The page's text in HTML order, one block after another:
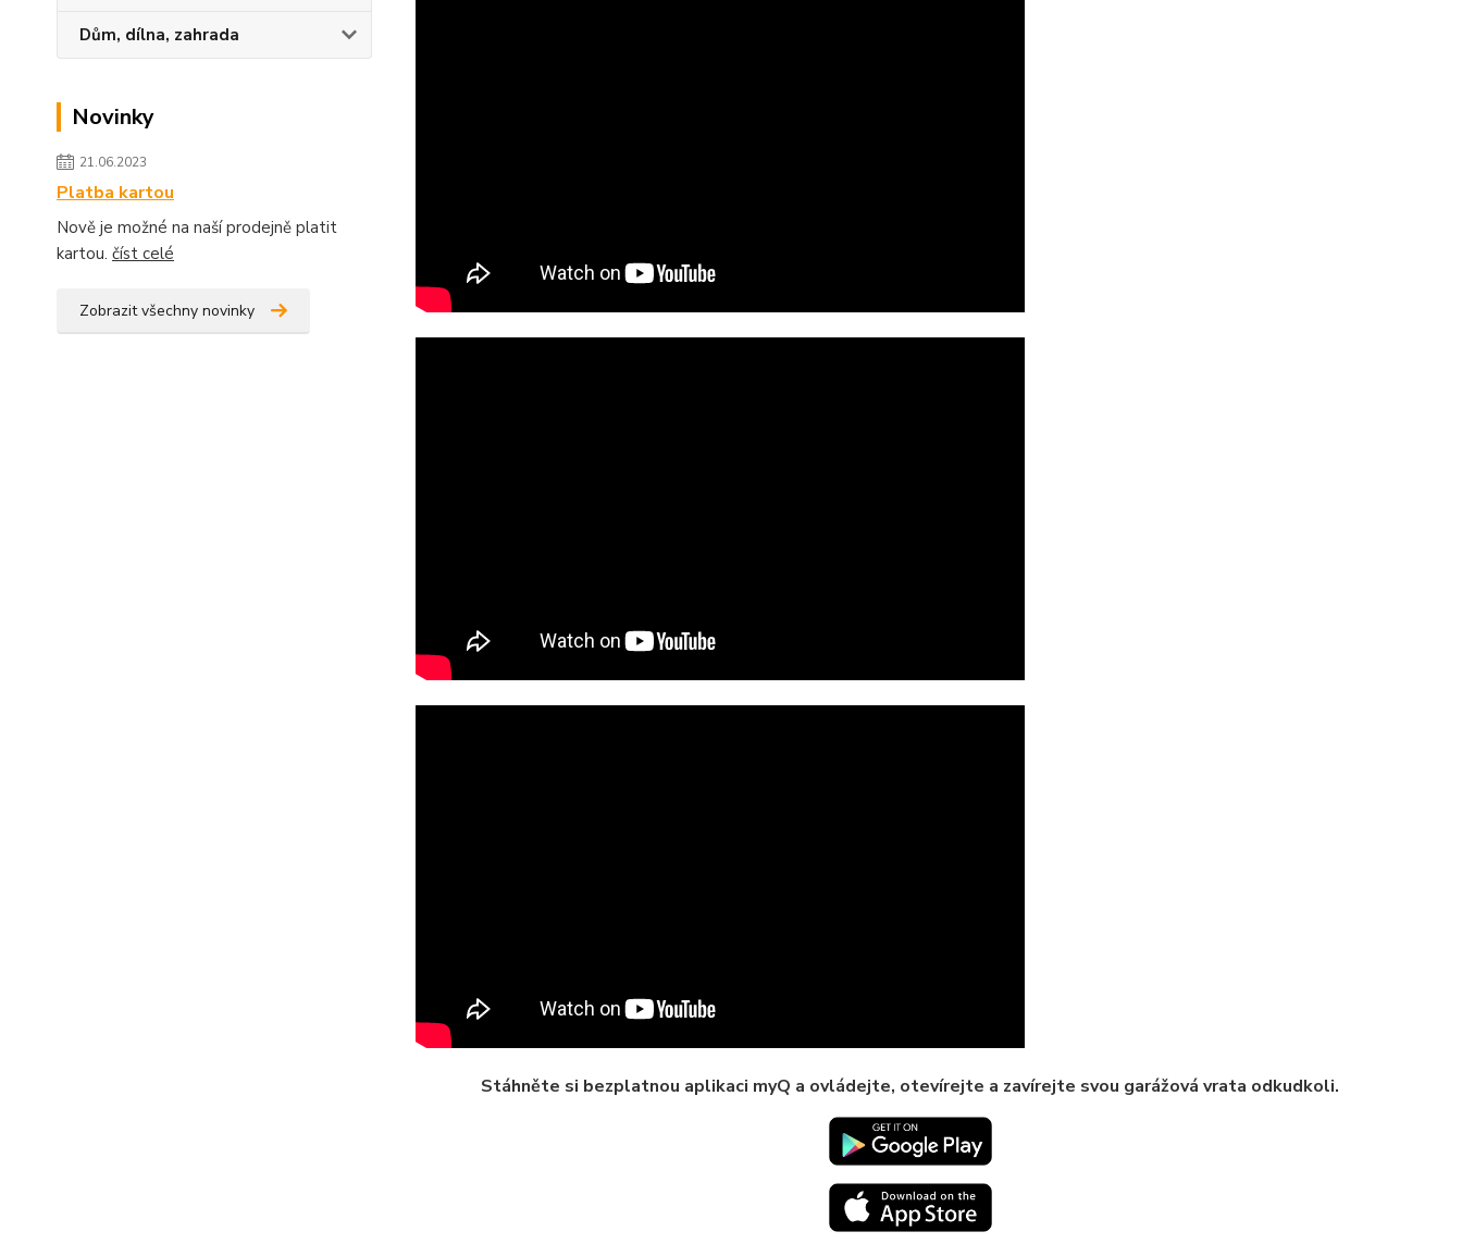
Dům, dílna, zahrada
Novinky
21.06.2023
Platba kartou
Nově je možné na naší prodejně platit
kartou. číst celé
Zobrazit všechny novinky
Stáhněte si bezplatnou aplikaci myQ a ovládejte, otevírejte a zavírejte svou garážová vrata odkudkoli.